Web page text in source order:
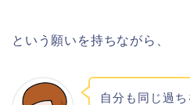
という願いを持ちながら、
自分も同じ過